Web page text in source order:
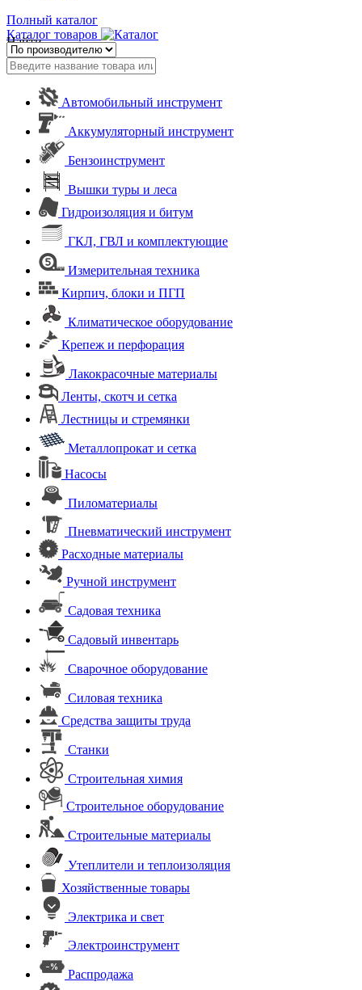
Полный каталог
Каталог товаров
Найти
Автомобильный инструмент
Аккумуляторный инструмент
Бензоинструмент
Вышки туры и леса
Гидроизоляция и битум
ГКЛ, ГВЛ и комплектующие
Измерительная техника
Кирпич, блоки и ПГП
Климатическое оборудование
Крепеж и перфорация
Лакокрасочные материалы
Ленты, скотч и сетка
Лестницы и стремянки
Металлопрокат и сетка
Насосы
Пиломатериалы
Пневматический инструмент
Расходные материалы
Ручной инструмент
Садовая техника
Садовый инвентарь
Сварочное оборудование
Силовая техника
Средства защиты труда
Станки
Строительная химия
Строительное оборудование
Строительные материалы
Утеплители и теплоизоляция
Хозяйственные товары
Электрика и свет
Электроинструмент
Распродажа